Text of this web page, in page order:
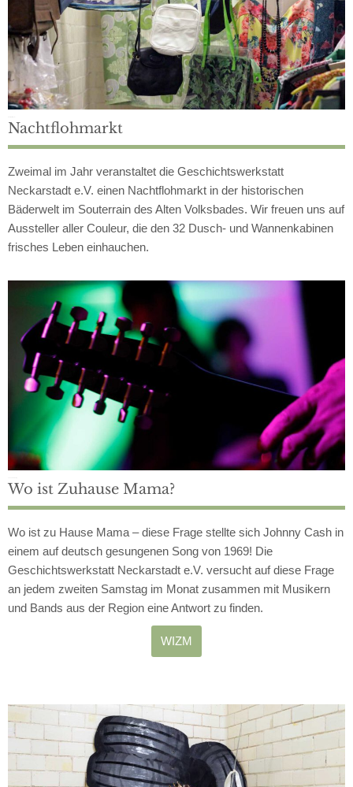
Nachtflohmarkt
Zweimal im Jahr veranstaltet die Geschichtswerkstatt
Neckarstadt e.V. einen Nachtflohmarkt in der historischen
Bäderwelt im Souterrain des Alten Volksbades. Wir freuen uns auf
Aussteller aller Couleur, die den 32 Dusch- und Wannenkabinen
frisches Leben einhauchen.
Wo ist Zuhause Mama?
Wo ist zu Hause Mama – diese Frage stellte sich Johnny Cash in
einem auf deutsch gesungenen Song von 1969! Die
Geschichtswerkstatt Neckarstadt e.V. versucht auf diese Frage
an jedem zweiten Samstag im Monat zusammen mit Musikern
und Bands aus der Region eine Antwort zu finden.
WIZM